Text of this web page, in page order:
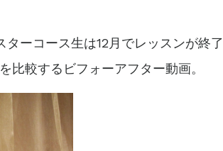
ーコース生は12月でレッスンが終了
比較するビフォーアフター動画。